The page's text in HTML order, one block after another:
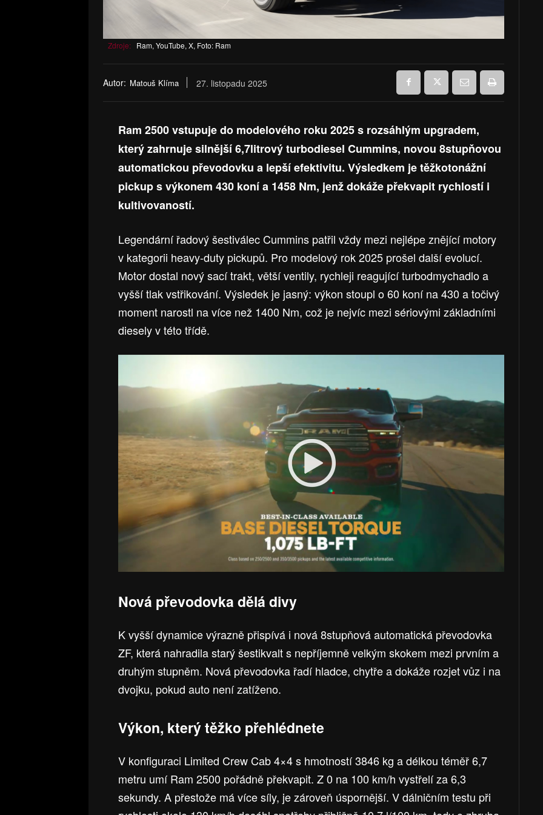
Zdroje: Ram, YouTube, X, Foto: Ram
Autor: Matouš Klíma 27. listopadu 2025
Ram 2500 vstupuje do modelového roku 2025 s rozsáhlým upgradem,
který zahrnuje silnější 6,7litrový turbodiesel Cummins, novou 8stupňovou
automatickou převodovku a lepší efektivitu. Výsledkem je těžkotonážní
pickup s výkonem 430 koní a 1458 Nm, jenž dokáže překvapit rychlostí i
kultivovaností.
Legendární řadový šestiválec Cummins patřil vždy mezi nejlépe znějící motory
v kategorii heavy-duty pickupů. Pro modelový rok 2025 prošel další evolucí.
Motor dostal nový sací trakt, větší ventily, rychleji reagující turbodmychadlo a
vyšší tlak vstřikování. Výsledek je jasný: výkon stoupl o 60 koní na 430 a točivý
moment narostl na více než 1400 Nm, což je nejvíc mezi sériovými základními
diesely v této třídě.
Nová převodovka dělá divy
K vyšší dynamice výrazně přispívá i nová 8stupňová automatická převodovka
ZF, která nahradila starý šestikvalt s nepříjemně velkým skokem mezi prvním a
druhým stupněm. Nová převodovka řadí hladce, chytře a dokáže rozjet vůz i na
dvojku, pokud auto není zatíženo.
Výkon, který těžko přehlédnete
V konfiguraci Limited Crew Cab 4×4 s hmotností 3846 kg a délkou téměř 6,7
metru umí Ram 2500 pořádně překvapit. Z 0 na 100 km/h vystřelí za 6,3
sekundy. A přestože má více síly, je zároveň úspornější. V dálničním testu při